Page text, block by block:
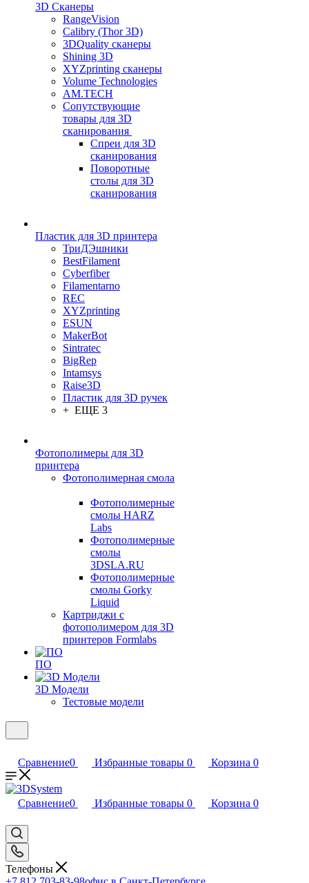
3D Сканеры
RangeVision
Calibry (Thor 3D)
3DQuality сканеры
Shining 3D
XYZprinting сканеры
Volume Technologies
AM.TECH
Сопутствующие
товары для 3D
сканирования
Спреи для 3D
сканирования
Поворотные
столы для 3D
сканирования
Пластик для 3D принтера
ТриДЭшники
BestFilament
Cyberfiber
Filamentarno
REC
XYZprinting
ESUN
MakerBot
Sintratec
BigRep
Intamsys
Raise3D
Пластик для 3D ручек
+ ЕЩЕ 3
Фотополимеры для 3D
принтера
Фотополимерная смола
Фотополимерные
смолы HARZ
Labs
Фотополимерные
смолы
3DSLA.RU
Фотополимерные
смолы Gorky
Liquid
Картриджи с
фотополимером для 3D
принтеров Formlabs
ПО
3D Модели
Тестовые модели
Сравнение0 Избранные товары 0 Корзина 0
Сравнение0 Избранные товары 0 Корзина 0
Телефоны